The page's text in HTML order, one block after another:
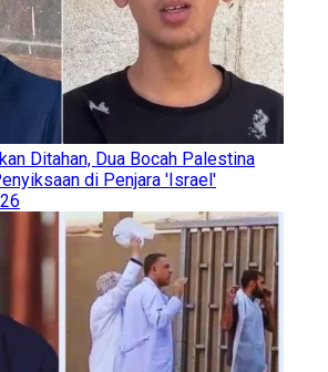
Ditahan, Dua Bocah Palestina
di Penjara 'Israel'